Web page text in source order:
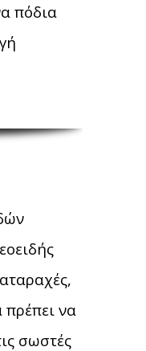
πόδια
να
σωστές